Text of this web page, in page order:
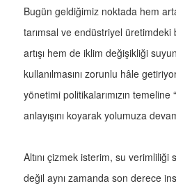
Bugün geldiğimiz noktada hem
tarımsal ve endüstriyel
artışı hem de iklim değişikliği
kullanılmasını zorunlu hâle
yönetimi politikalarımızın temeline
anlayışını koyarak yolumuza
Altını çizmek isterim, su
değil aynı zamanda son derece